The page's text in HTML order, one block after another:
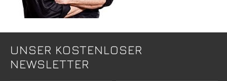
UNSER KOSTENLOSER
NEWSLETTER